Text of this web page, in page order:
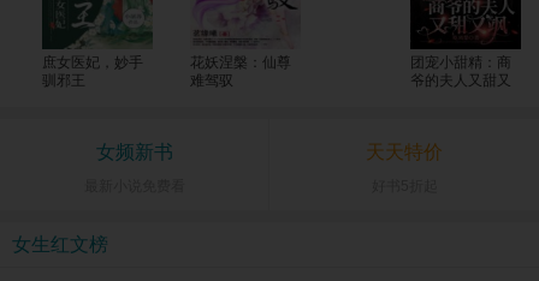
庶女医妃，妙手
驯邪王
花妖涅槃：仙尊
难驾驭
团宠小甜精：商
爷的夫人又甜又
女频新书 天天特价
女生红文榜